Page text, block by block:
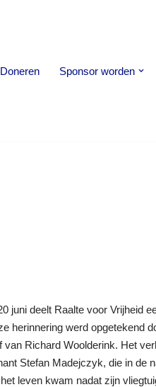
Doneren Sponsor worden
juni deelt Raalte voor Vrijheid
herinnering werd opgetekend
Richard Woolderink. Het
Stefan Madejczyk, die in de
leven kwam nadat zijn